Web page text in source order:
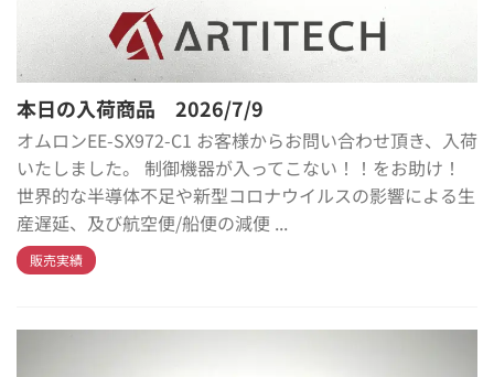
本日の入荷商品 2026/7/9
オムロンEE-SX972-C1 お客様からお問い合わせ頂き、入荷
いたしました。 制御機器が入ってこない！！をお助け！
世界的な半導体不足や新型コロナウイルスの影響による生
産遅延、及び航空便/船便の減便 ...
販売実績